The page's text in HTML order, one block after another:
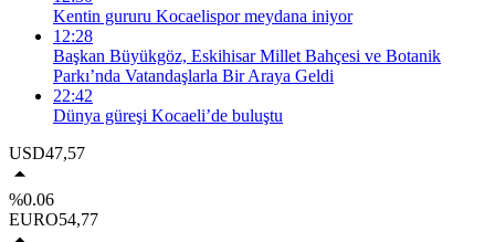
Kentin gururu Kocaelispor meydana iniyor
12:28
Başkan Büyükgöz, Eskihisar Millet Bahçesi ve Botanik
Parkı’nda Vatandaşlarla Bir Araya Geldi
22:42
Dünya güreşi Kocaeli’de buluştu
USD47,57
%0.06
EURO54,77